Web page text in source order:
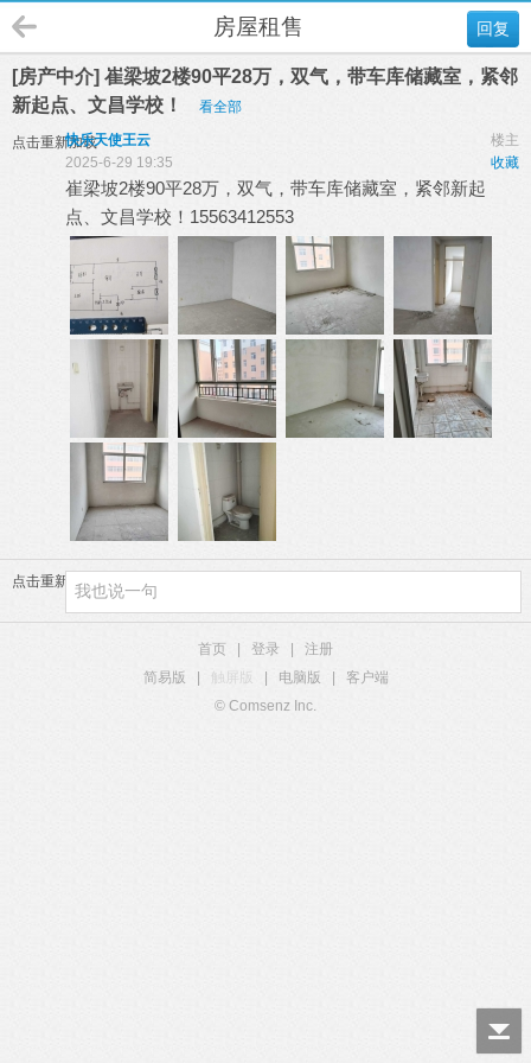
回复
房屋租售
[房产中介] 崔梁坡2楼90平28万，双气，带车库储藏室，紧邻
新起点、文昌学校！
看全部
点击重新加载 楼主
快乐天使王云
收藏
2025-6-29 19:35
崔梁坡2楼90平28万，双气，带车库储藏室，紧邻新起
点、文昌学校！15563412553
点击重新加载
首页 登录
注册
简易版
触屏版 电脑版
客户端
© Comsenz Inc.